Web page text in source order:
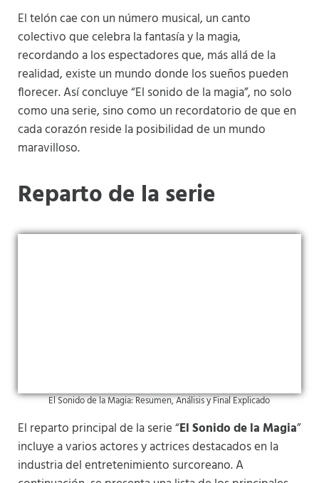
El telón cae con un número musical, un canto
colectivo que celebra la fantasía y la magia,
recordando a los espectadores que, más allá de la
realidad, existe un mundo donde los sueños pueden
florecer. Así concluye “El sonido de la magia”, no solo
como una serie, sino como un recordatorio de que en
cada corazón reside la posibilidad de un mundo
maravilloso.
Reparto de la serie
El Sonido de la Magia: Resumen, Análisis y Final Explicado
El reparto principal de la serie “El Sonido de la Magia”
incluye a varios actores y actrices destacados en la
industria del entretenimiento surcoreano. A